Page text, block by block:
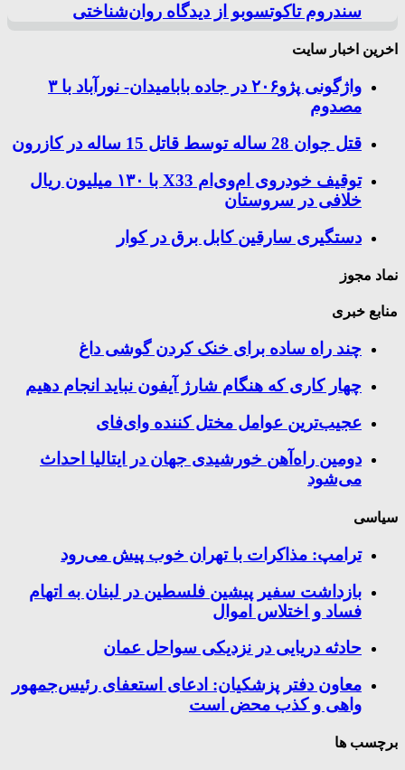
سندروم تاکوتسوبو از دیدگاه روان‌شناختی
اخرین اخبار سایت
واژگونی پژو۲۰۶ در جاده بابامیدان- نورآباد با ۳
مصدوم
قتل جوان 28 ساله توسط قاتل 15 ساله در کازرون
توقیف خودروی ام‌وی‌ام X33 با ۱۳۰ میلیون ریال
خلافی در سروستان
دستگیری سارقین کابل برق در کوار
نماد مجوز
منابع خبری
چند راه‌ ساده برای خنک کردن گوشی داغ
چهار کاری که هنگام شارژ آیفون نباید انجام دهیم
عجیب‌ترین عوامل مختل کننده وای‌فای
دومین راه‌آهن خورشیدی جهان در ایتالیا احداث
می‌شود
سیاسی
ترامپ: مذاکرات با تهران خوب پیش می‌رود
بازداشت سفیر پیشین فلسطین در لبنان به اتهام
فساد و اختلاس اموال
حادثه دریایی در نزدیکی سواحل عمان
معاون دفتر پزشکیان: ادعای استعفای رئیس‌جمهور
واهی و کذب محض است
برچسب ها